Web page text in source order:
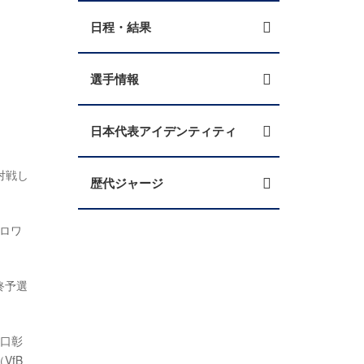
戦し
ワ
予選
彰
VfB
日程・結果
選手情報
日本代表アイデンティティ
歴代ジャージ